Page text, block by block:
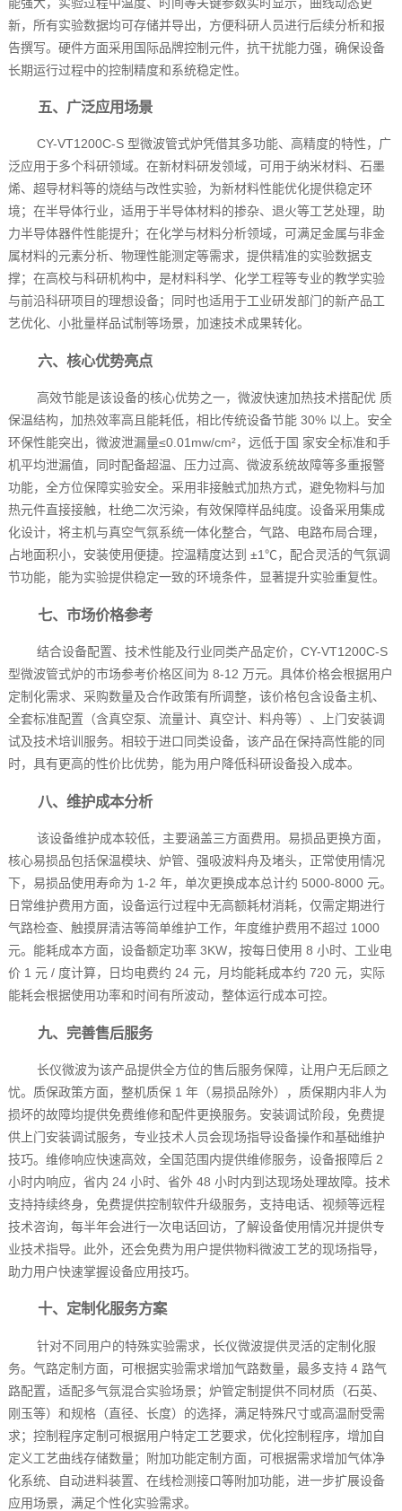
新，所有实验数据均可存储并导出，方便科研人员进行后续分析和报
告撰写。硬件方面采用国际品牌控制元件，抗干扰能力强，确保设备
长期运行过程中的控制精度和系统稳定性。
五、广泛应用场景
CY-VT1200C-S 型微波管式炉凭借其多功能、高精度的特性，广
泛应用于多个科研领域。在新材料研发领域，可用于纳米材料、石墨
烯、超导材料等的烧结与改性实验，为新材料性能优化提供稳定环
境；在半导体行业，适用于半导体材料的掺杂、退火等工艺处理，助
力半导体器件性能提升；在化学与材料分析领域，可满足金属与非金
属材料的元素分析、物理性能测定等需求，提供精准的实验数据支
撑；在高校与科研机构中，是材料科学、化学工程等专业的教学实验
与前沿科研项目的理想设备；同时也适用于工业研发部门的新产品工
艺优化、小批量样品试制等场景，加速技术成果转化。
六、核心优势亮点
高效节能是该设备的核心优势之一，微波快速加热技术搭配优 质
保温结构，加热效率高且能耗低，相比传统设备节能 30% 以上。安全
环保性能突出，微波泄漏量≤0.01mw/cm²，远低于国 家安全标准和手
机平均泄漏值，同时配备超温、压力过高、微波系统故障等多重报警
功能，全方位保障实验安全。采用非接触式加热方式，避免物料与加
热元件直接接触，杜绝二次污染，有效保障样品纯度。设备采用集成
化设计，将主机与真空气氛系统一体化整合，气路、电路布局合理，
占地面积小，安装使用便捷。控温精度达到 ±1℃，配合灵活的气氛调
节功能，能为实验提供稳定一致的环境条件，显著提升实验重复性。
七、市场价格参考
结合设备配置、技术性能及行业同类产品定价，CY-VT1200C-S
型微波管式炉的市场参考价格区间为 8-12 万元。具体价格会根据用户
定制化需求、采购数量及合作政策有所调整，该价格包含设备主机、
全套标准配置（含真空泵、流量计、真空计、料舟等）、上门安装调
试及技术培训服务。相较于进口同类设备，该产品在保持高性能的同
时，具有更高的性价比优势，能为用户降低科研设备投入成本。
八、维护成本分析
该设备维护成本较低，主要涵盖三方面费用。易损品更换方面，
核心易损品包括保温模块、炉管、强吸波料舟及堵头，正常使用情况
下，易损品使用寿命为 1-2 年，单次更换成本总计约 5000-8000 元。
日常维护费用方面，设备运行过程中无高额耗材消耗，仅需定期进行
气路检查、触摸屏清洁等简单维护工作，年度维护费用不超过 1000
元。能耗成本方面，设备额定功率 3KW，按每日使用 8 小时、工业电
价 1 元 / 度计算，日均电费约 24 元，月均能耗成本约 720 元，实际
能耗会根据使用功率和时间有所波动，整体运行成本可控。
九、完善售后服务
长仪微波为该产品提供全方位的售后服务保障，让用户无后顾之
忧。质保政策方面，整机质保 1 年（易损品除外），质保期内非人为
损坏的故障均提供免费维修和配件更换服务。安装调试阶段，免费提
供上门安装调试服务，专业技术人员会现场指导设备操作和基础维护
技巧。维修响应快速高效，全国范围内提供维修服务，设备报障后 2
小时内响应，省内 24 小时、省外 48 小时内到达现场处理故障。技术
支持持续终身，免费提供控制软件升级服务，支持电话、视频等远程
技术咨询，每半年会进行一次电话回访，了解设备使用情况并提供专
业技术指导。此外，还会免费为用户提供物料微波工艺的现场指导，
助力用户快速掌握设备应用技巧。
十、定制化服务方案
针对不同用户的特殊实验需求，长仪微波提供灵活的定制化服
务。气路定制方面，可根据实验需求增加气路数量，最多支持 4 路气
路配置，适配多气氛混合实验场景；炉管定制提供不同材质（石英、
刚玉等）和规格（直径、长度）的选择，满足特殊尺寸或高温耐受需
求；控制程序定制可根据用户特定工艺要求，优化控制程序，增加自
定义工艺曲线存储数量；附加功能定制方面，可根据需求增加气体净
化系统、自动进料装置、在线检测接口等附加功能，进一步扩展设备
应用场景，满足个性化实验需求。